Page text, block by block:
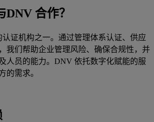
DNV 合作？
证机构之一。通过管理体系认证、供应
我们帮助企业管理风险、确保合规性，并
人员的能力。DNV 依托数字化赋能的服
的需求。